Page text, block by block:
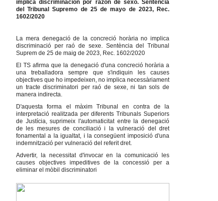
implica discriminación por razón de sexo. Sentencia
del Tribunal Supremo de 25 de mayo de 2023, Rec.
1602/2020
La mera denegació de la concreció horària no implica
discriminació per raó de sexe. Sentència del Tribunal
Suprem de 25 de maig de 2023, Rec. 1602/2020
El TS afirma que la denegació d'una concreció horària a
una treballadora sempre que s'indiquin les causes
objectives que ho impedeixen, no implica necessàriament
un tracte discriminatori per raó de sexe, ni tan sols de
manera indirecta.
D'aquesta forma el màxim Tribunal en contra de la
interpretació realitzada per diferents Tribunals Superiors
de Justícia, suprimeix l'automaticitat entre la denegació
de les mesures de conciliació i la vulneració del dret
fonamental a la igualtat, i la consegüent imposició d'una
indemnització per vulneració del referit dret.
Advertir, la necessitat d'invocar en la comunicació les
causes objectives impeditives de la concessió per a
eliminar el mòbil discriminatori